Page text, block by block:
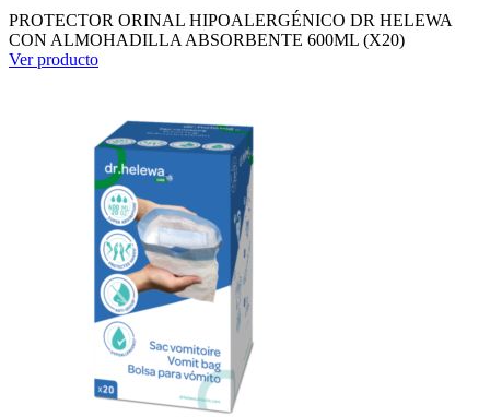
PROTECTOR ORINAL HIPOALERGÉNICO DR HELEWA
CON ALMOHADILLA ABSORBENTE 600ML (X20)
Ver producto